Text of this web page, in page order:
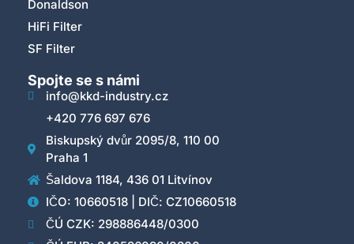
Donaldson
HiFi Filter
SF Filter
Spojte se s námi
info@kkd-industry.cz
+420 776 697 676
Biskupský dvůr 2095/8, 110 00
Praha 1
Šaldova 1184, 436 01 Litvínov
IČO: 10660518 | DIČ: CZ10660518
ČÚ CZK: 298886448/0300